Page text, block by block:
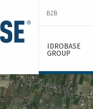
B2B
IDROBASE
GROUP